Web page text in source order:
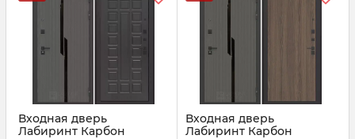
Входная дверь
Лабиринт Карбон
Входная дверь
Лабиринт Карбон